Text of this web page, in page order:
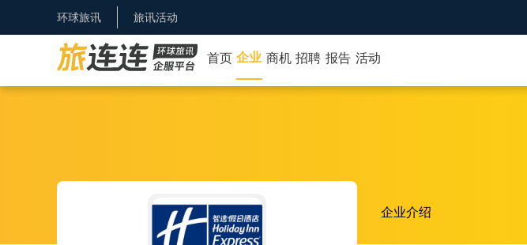
环球旅讯 旅讯活动
首页 企业 商机 招聘 报告 活动
企业介绍